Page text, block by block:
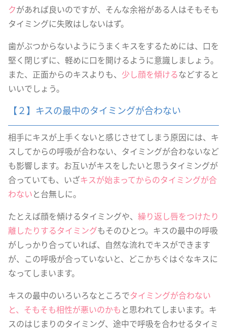
クがあれば良いのですが、そんな余裕がある人はそもそも
タイミングに失敗はしないはず。
歯がぶつからないようにうまくキスをするためには、口を
堅く閉じずに、軽めに口を開けるように意識しましょう。
また、正面からのキスよりも、 少し顔を傾けるなどすると
いいでしょう。
【２】キスの最中のタイミングが合わない
相手にキスが上手くないと感じさせてしまう原因には、キ
スしてからの呼吸が合わない、タイミングが合わないなど
も影響します。お互いがキスをしたいと思うタイミングが
合っていても、いざキスが始まってからのタイミングが合
わないと台無しに。
たとえば顔を傾けるタイミングや、 繰り返し唇をつけたり
離したりするタイミングもそのひとつ。キスの最中の呼吸
がしっかり合っていれば、自然な流れでキスができます
が、この呼吸が合っていないと、どこかちぐはぐなキスに
なってしまいます。
キスの最中のいろいろなところでタイミングが合わない
と、そもそも相性が悪いのかも と思われてしまいます。キ
スのはじまりのタイミング、途中で呼吸を合わせるタイミ